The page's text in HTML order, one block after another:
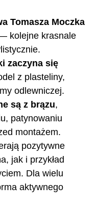
Tomasza Moczka
kolejne krasnale
zaczyna się
z plasteliny,
odlewniczej.
są z brązu,
patynowaniu
montażem.
pozytywne
jak i przykład
Dla wielu
aktywnego